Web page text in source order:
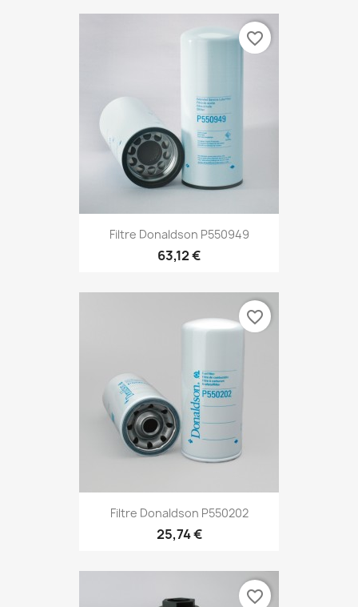
Filtre Donaldson P550949
63,12 €
favorite_border
Filtre Donaldson P550202
25,74 €
favorite_border
favorite_border